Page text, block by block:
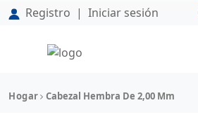
Registro | Iniciar sesión
Hogar Cabezal Hembra De 2,00 Mm